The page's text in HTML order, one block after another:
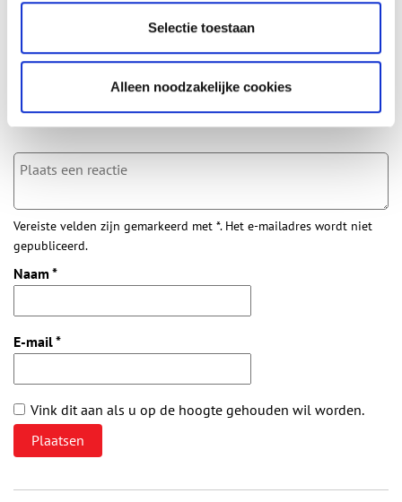
Selectie toestaan
Alleen noodzakelijke cookies
Bij inschrijving gaat u akkoord met ons
Aanvullingen
Vul deze informatie aan of geef een reactie.
Vereiste velden zijn gemarkeerd met *. Het e-mailadres wordt niet
gepubliceerd.
Naam *
E-mail*
Vink dit aan als u op de hoogte gehouden wil worden.